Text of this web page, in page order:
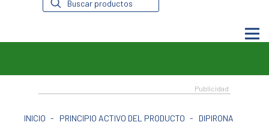
de
INICIO - PRINCIPIO ACTIVO DEL PRODUCTO - DIPIRONA